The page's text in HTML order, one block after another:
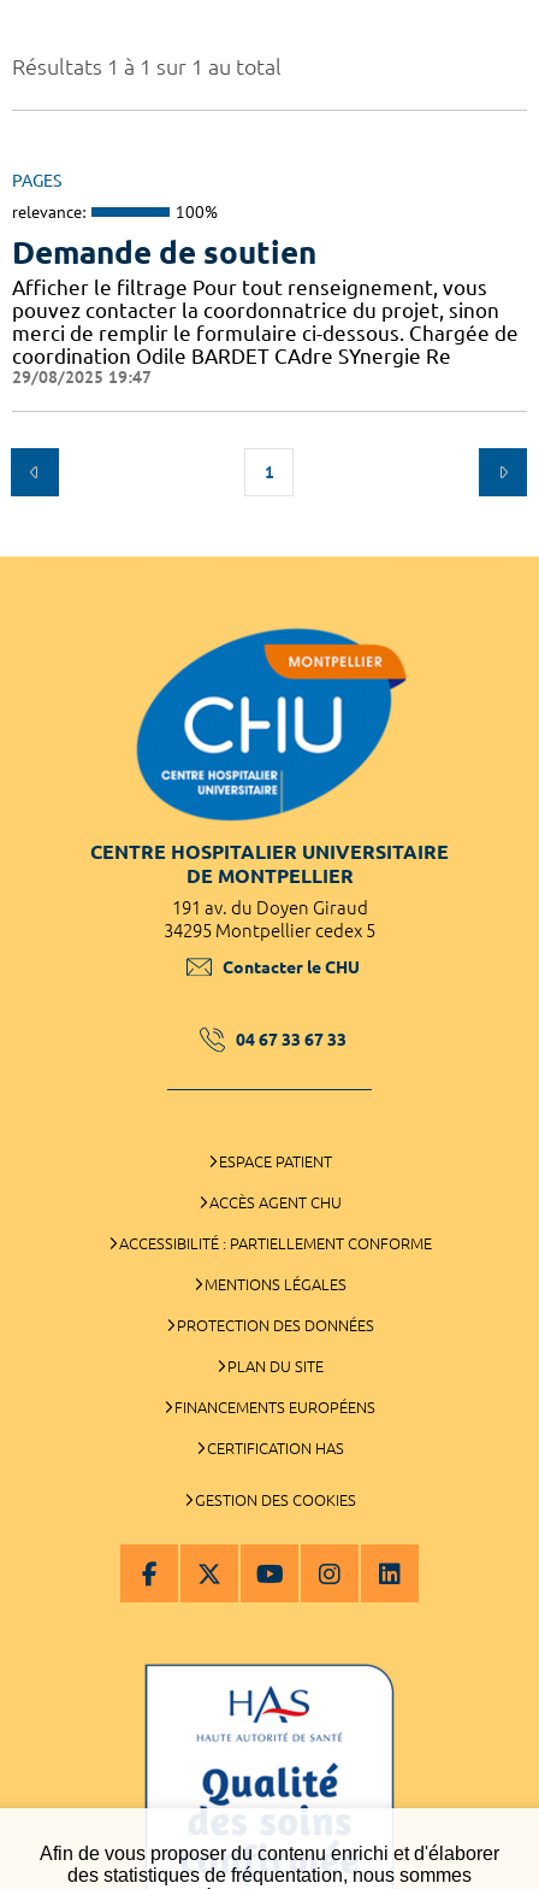
Afin de vous proposer du contenu enrichi et d'élaborer
des statistiques de fréquentation, nous sommes
Résultats 1 à 1 sur 1 au total
PAGES
relevance: 100%
Demande de soutien
Afficher le filtrage Pour tout renseignement, vous
pouvez contacter la coordonnatrice du projet, sinon
merci de remplir le formulaire ci-dessous. Chargée de
coordination Odile BARDET CAdre SYnergie Re
29/08/2025 19:47
1
CENTRE HOSPITALIER UNIVERSITAIRE
DE MONTPELLIER
191 av. du Doyen Giraud
34295 Montpellier cedex 5
Contacter le CHU
04 67 33 67 33
ESPACE PATIENT
ACCÈS AGENT CHU
ACCESSIBILITÉ : PARTIELLEMENT CONFORME
MENTIONS LÉGALES
PROTECTION DES DONNÉES
PLAN DU SITE
FINANCEMENTS EUROPÉENS
CERTIFICATION HAS
GESTION DES COOKIES